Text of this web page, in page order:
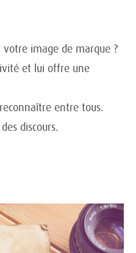
image de marque ?
et lui offre une
entre tous.
discours.